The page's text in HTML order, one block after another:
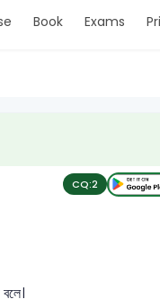
Book Exams
CQ:2